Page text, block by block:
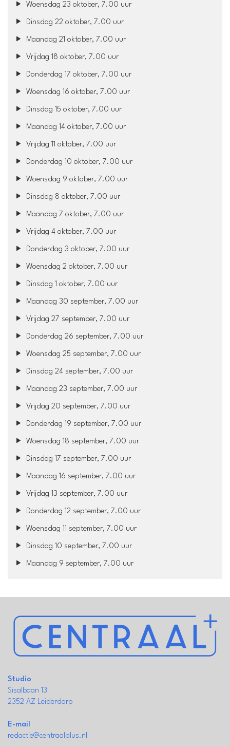
Woensdag 23 oktober, 7.00 uur
Dinsdag 22 oktober, 7.00 uur
Maandag 21 oktober, 7.00 uur
Vrijdag 18 oktober, 7.00 uur
Donderdag 17 oktober, 7.00 uur
Woensdag 16 oktober, 7.00 uur
Dinsdag 15 oktober, 7.00 uur
Maandag 14 oktober, 7.00 uur
Vrijdag 11 oktober, 7.00 uur
Donderdag 10 oktober, 7.00 uur
Woensdag 9 oktober, 7.00 uur
Dinsdag 8 oktober, 7.00 uur
Maandag 7 oktober, 7.00 uur
Vrijdag 4 oktober, 7.00 uur
Donderdag 3 oktober, 7.00 uur
Woensdag 2 oktober, 7.00 uur
Dinsdag 1 oktober, 7.00 uur
Maandag 30 september, 7.00 uur
Vrijdag 27 september, 7.00 uur
Donderdag 26 september, 7.00 uur
Woensdag 25 september, 7.00 uur
Dinsdag 24 september, 7.00 uur
Maandag 23 september, 7.00 uur
Vrijdag 20 september, 7.00 uur
Donderdag 19 september, 7.00 uur
Woensdag 18 september, 7.00 uur
Dinsdag 17 september, 7.00 uur
Maandag 16 september, 7.00 uur
Vrijdag 13 september, 7.00 uur
Donderdag 12 september, 7.00 uur
Woensdag 11 september, 7.00 uur
Dinsdag 10 september, 7.00 uur
Maandag 9 september, 7.00 uur
Studio
Sisalbaan 13
2352 AZ Leiderdorp
E-mail
redactie@centraalplus.nl